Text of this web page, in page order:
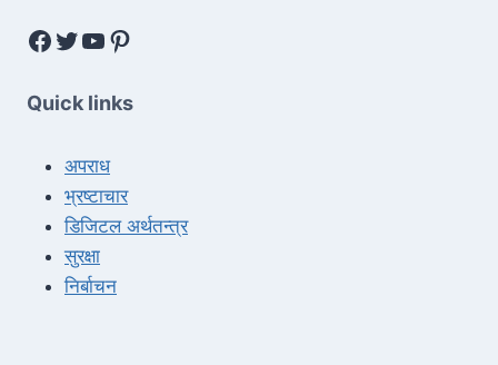
Quick links
अपराध
भ्रष्टाचार
डिजिटल अर्थतन्त्र
सुरक्षा
निर्बाचन